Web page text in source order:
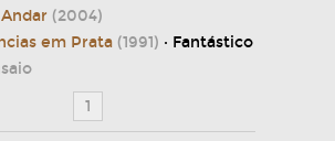
(2004)
em Prata (1991) · Fantástico
1